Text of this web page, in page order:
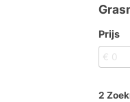
Prijs
2